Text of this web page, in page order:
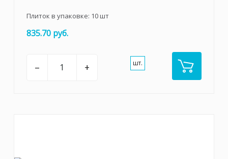
Плиток в упаковке: 10шт
835.70 руб.
– + шт.